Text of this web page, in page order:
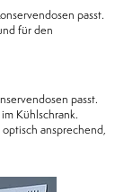
passt.
für den
passt.
Kühlschrank.
ansprechend,